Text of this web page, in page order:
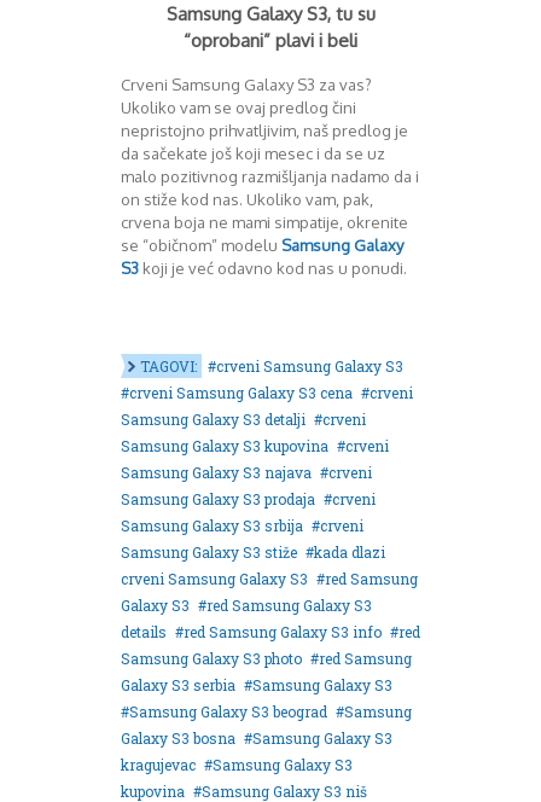
Mart 2017
Juni 2017
August 2017
Oktobar 2017
Novembar 2017
Decembar 2017
Februar 2018
Maj 2018
Samsung Galaxy S3, tu su
“oprobani” plavi i beli
Crveni Samsung Galaxy S3 za vas?
Ukoliko vam se ovaj predlog čini
nepristojno prihvatljivim, naš predlog je
da sačekate još koji mesec i da se uz
malo pozitivnog razmišljanja nadamo da i
on stiže kod nas. Ukoliko vam, pak,
crvena boja ne mami simpatije, okrenite
se “običnom” modelu Samsung Galaxy
S3 koji je već odavno kod nas u ponudi.
TAGOVI:
crveni Samsung Galaxy S3
crveni Samsung Galaxy S3 cena
crveni
Samsung Galaxy S3 detalji
crveni
Samsung Galaxy S3 kupovina
crveni
Samsung Galaxy S3 najava
crveni
Samsung Galaxy S3 prodaja
crveni
Samsung Galaxy S3 srbija
crveni
Samsung Galaxy S3 stiže
kada dlazi
crveni Samsung Galaxy S3
red Samsung
Galaxy S3
red Samsung Galaxy S3
details
red Samsung Galaxy S3 info
red
Samsung Galaxy S3 photo
red Samsung
Galaxy S3 serbia
Samsung Galaxy S3
Samsung Galaxy S3 beograd
Samsung
Galaxy S3 bosna
Samsung Galaxy S3
kragujevac
Samsung Galaxy S3
kupovina
Samsung Galaxy S3 niš